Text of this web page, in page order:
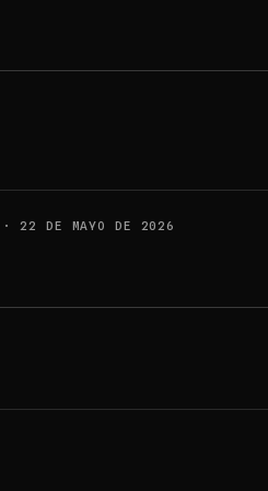
·22 DE MAYO DE 2026